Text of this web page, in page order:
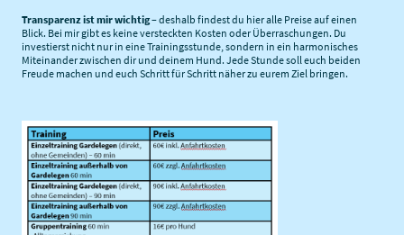
Transparenz ist mir wichtig– deshalb findest du hier alle Preise auf einen
Blick. Bei mir gibt es keine versteckten Kosten oder Überraschungen. Du
investierst nicht nur in eine Trainingsstunde, sondern in ein harmonisches
Miteinander zwischen dir und deinem Hund. Jede Stunde soll euch beiden
Freude machen und euch Schritt für Schritt näher zu eurem Ziel bringen.